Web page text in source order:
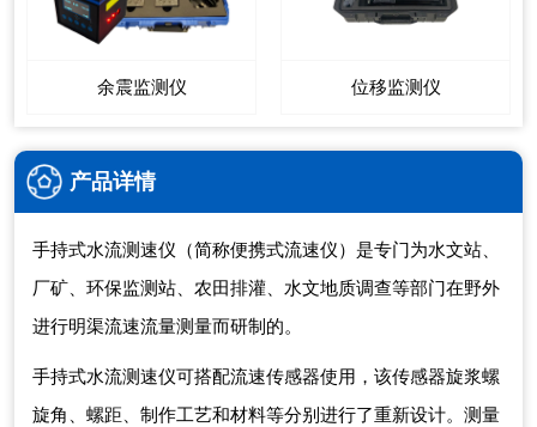
余震监测仪 位移监测仪
产品详情
手持式水流测速仪（简称便携式流速仪）是专门为水文站、
厂矿、环保监测站、农田排灌、水文地质调查等部门在野外
进行明渠流速流量测量而研制的。
手持式水流测速仪可搭配流速传感器使用，该传感器旋浆螺
旋角、螺距、制作工艺和材料等分别进行了重新设计。测量